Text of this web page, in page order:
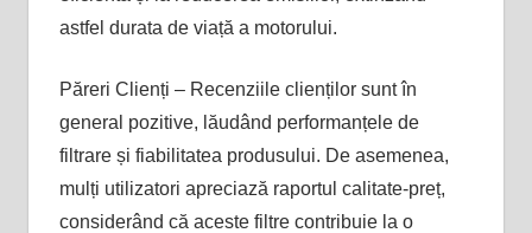
astfel durata de viață a motorului​.
Păreri Clienți – Recenziile clienților sunt în
general pozitive, lăudând performanțele de
filtrare și fiabilitatea produsului. De asemenea,
mulți utilizatori apreciază raportul calitate-preț,
considerând că aceste filtre contribuie la o